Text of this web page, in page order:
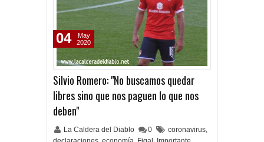
Silvio Romero: "No buscamos quedar
libres sino que nos paguen lo que nos
deben"
La Caldera del Diablo 0 coronavirus,
04
May
2020